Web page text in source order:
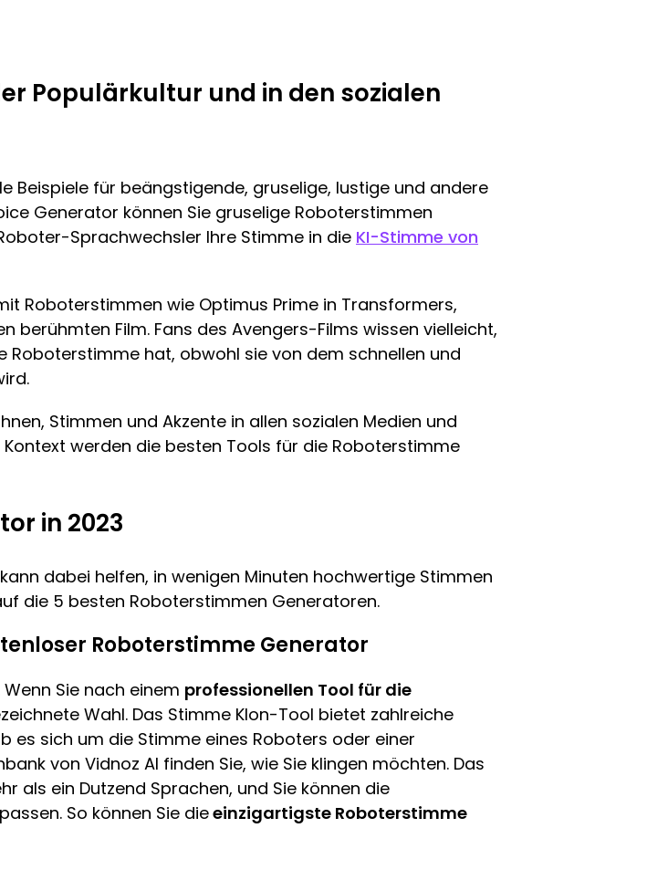
Populärkultur und in den sozialen
Beispiele für beängstigende, gruselige, lustige und andere
Generator können Sie gruselige Roboterstimmen
Sprachwechsler Ihre Stimme in die KI-Stimme von
Roboterstimmen wie Optimus Prime in Transformers,
berühmten Film. Fans des Avengers-Films wissen vielleicht,
Roboterstimme hat, obwohl sie von dem schnellen und
Stimmen und Akzente in allen sozialen Medien und
werden die besten Tools für die Roboterstimme
in 2023
kann dabei helfen, in wenigen Minuten hochwertige Stimmen
die 5 besten Roboterstimmen Generatoren.
Roboterstimme Generator
Sie nach einem professionellen Tool für die
Wahl. Das Stimme Klon-Tool bietet zahlreiche
es sich um die Stimme eines Roboters oder einer
von Vidnoz AI finden Sie, wie Sie klingen möchten. Das
als ein Dutzend Sprachen, und Sie können die
So können Sie dieeinzigartigste Roboterstimme